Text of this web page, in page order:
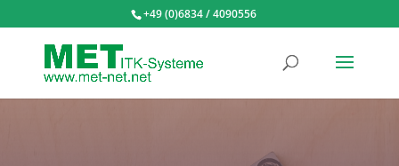
+49 (0)6834 / 4090556